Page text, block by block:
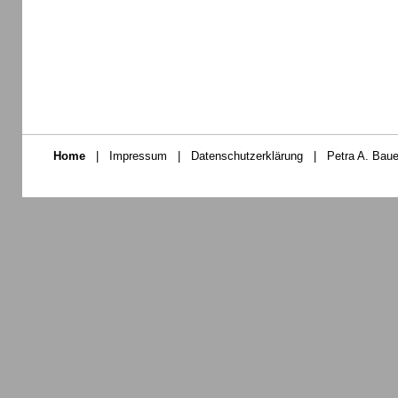
Home | Impressum | Datenschutzerklärung | Petra A.